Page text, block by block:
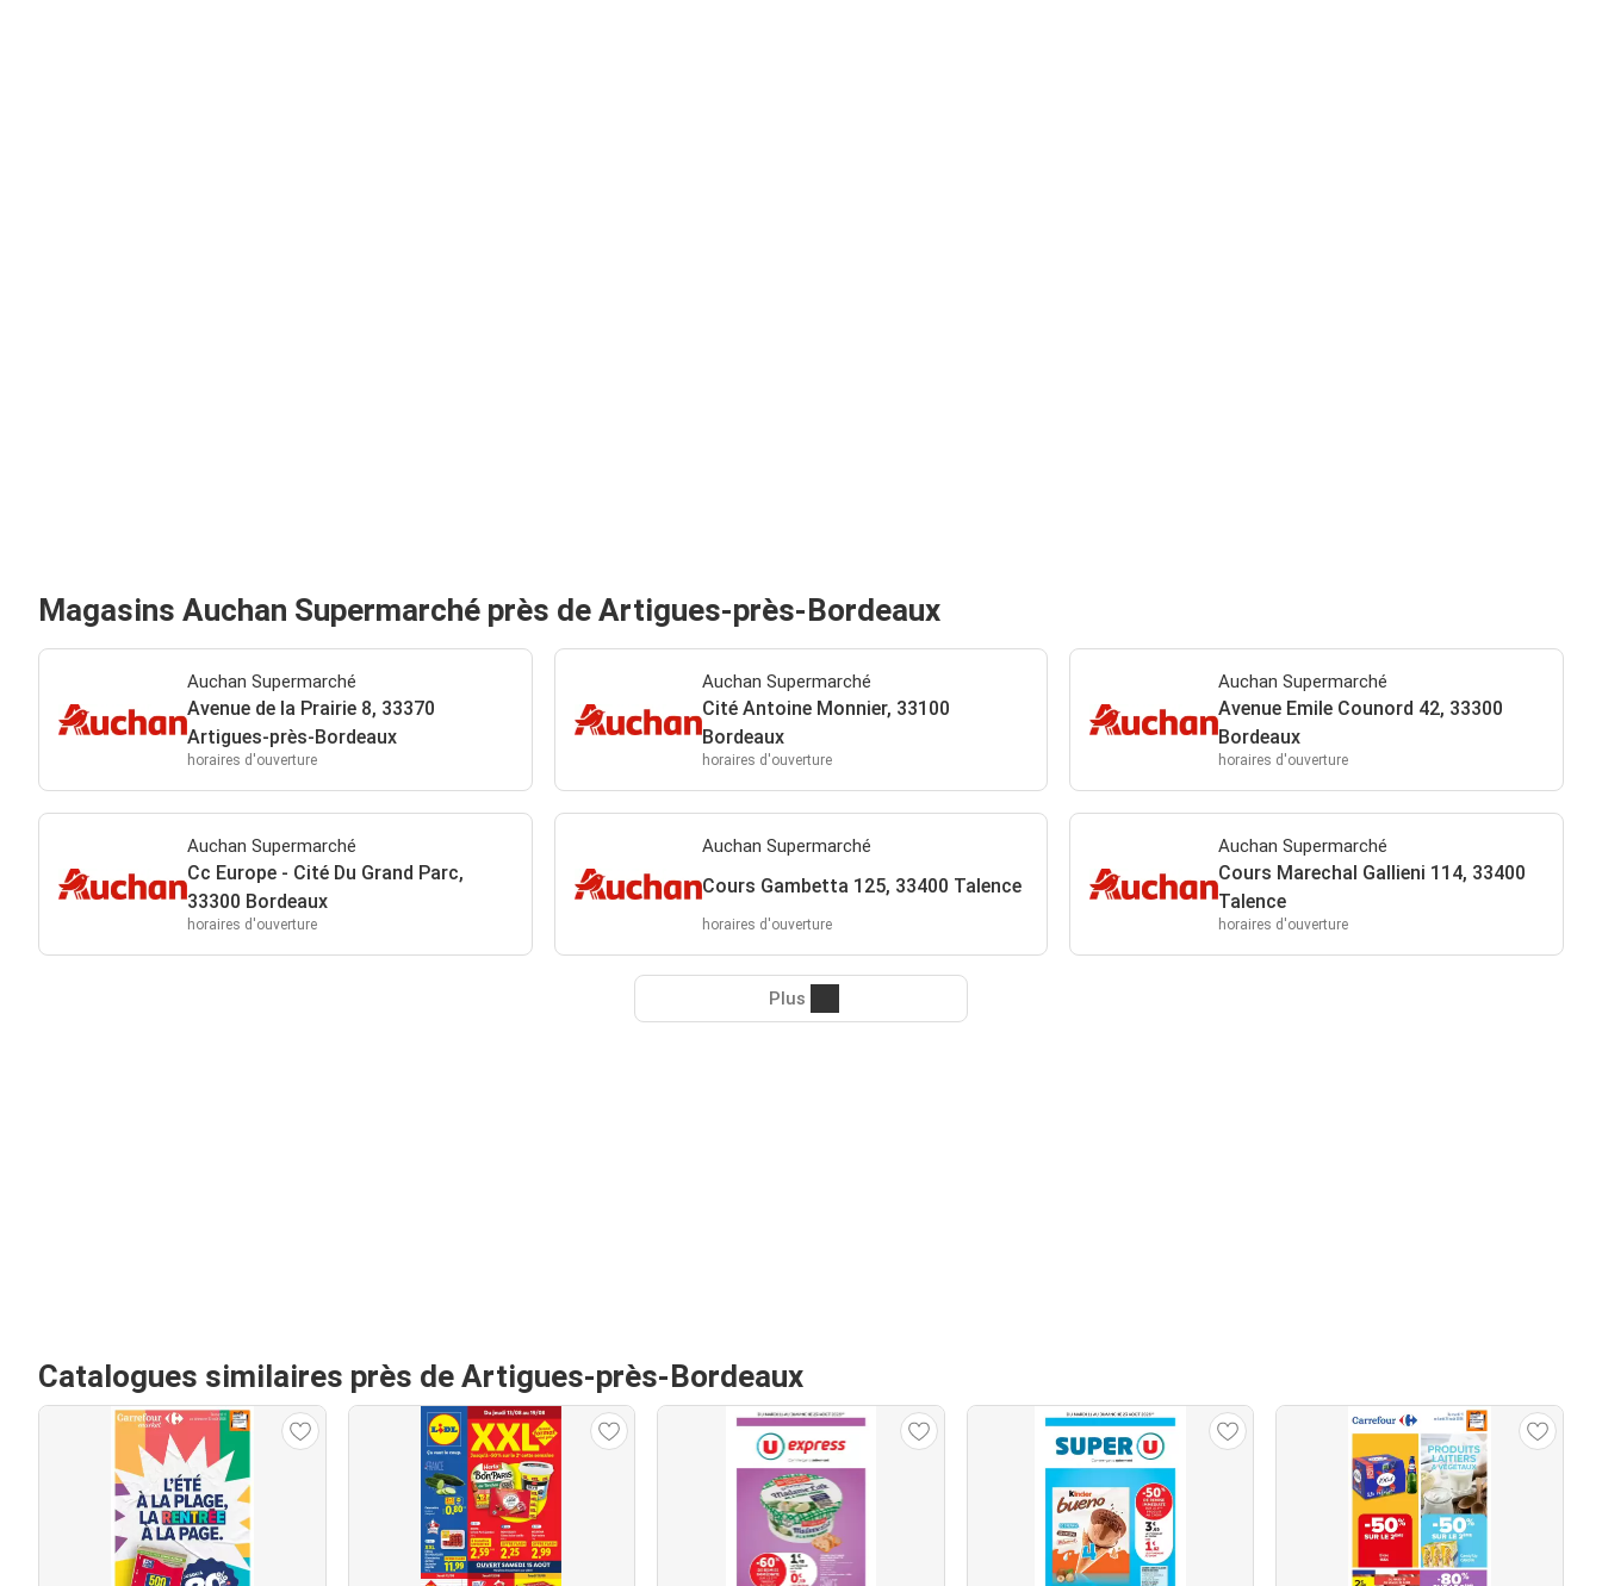
Magasins Auchan Supermarché près de Artigues-près-Bordeaux
Auchan Supermarché
Avenue de la Prairie 8, 33370
Artigues-près-Bordeaux
horaires d'ouverture
Auchan Supermarché
Cité Antoine Monnier, 33100
Bordeaux
horaires d'ouverture
Auchan Supermarché
Avenue Emile Counord 42, 33300
Bordeaux
horaires d'ouverture
Auchan Supermarché
Cc Europe - Cité Du Grand Parc,
33300 Bordeaux
horaires d'ouverture
Auchan Supermarché
Cours Gambetta 125, 33400 Talence
horaires d'ouverture
Auchan Supermarché
Cours Marechal Gallieni 114, 33400
Talence
horaires d'ouverture
Plus
Catalogues similaires près de Artigues-près-Bordeaux